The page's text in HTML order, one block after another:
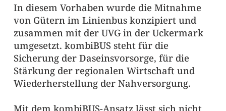
In diesem Vorhaben wurde die Mitnahme
von Gütern im Linienbus konzipiert und
zusammen mit der UVG in der Uckermark
umgesetzt. kombiBUS steht für die
Sicherung der Daseinsvorsorge, für die
Stärkung der regionalen Wirtschaft und
Wiederherstellung der Nahversorgung.
Mit dem kombiBUS-Ansatz lässt sich nicht